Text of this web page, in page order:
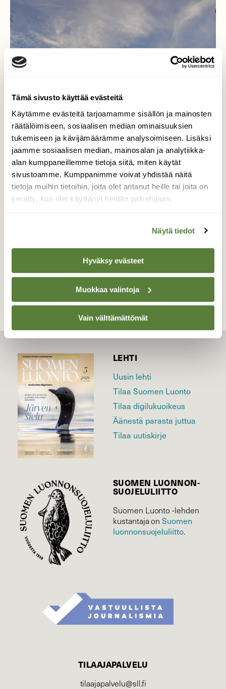
Tämä sivusto käyttää evästeitä
Käytämme evästeitä tarjoamamme sisällön ja mainosten
räätälöimiseen, sosiaalisen median ominaisuuksien
tukemiseen ja kävijämäärämme analysoimiseen. Lisäksi
jaamme sosiaalisen median, mainosalan ja analytiikka-
alan kumppaneillemme tietoja siitä, miten käytät
sivustoamme. Kumppanimme voivat yhdistää näitä
tietoja muihin tietoihin, joita olet antanut heille tai joita on
kerätty, kun olet käyttänyt heidän palvelujaan.
Näytä tiedot
Hyväksy evästeet
Muokkaa valintoja
Vain välttämättömät
Pilvikuvia.
Elokuun viimeinen päivä 2021.
TAKAISIN LISTAAN
LEHTI
Uusin lehti
Tilaa Suomen Luonto
Tilaa digilukuoikeus
Äänestä parasta juttua
Tilaa uutiskirje
SUOMEN LUONNON­
SUOJELU­LIITTO
Suomen Luonto -lehden
kustantaja onSuomen
luonnonsuojelu­liitto.
TILAAJAPALVELU
tilaajapalvelu@sll.fi